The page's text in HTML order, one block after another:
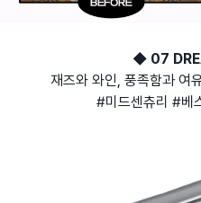
◆ 07
재즈와 와인, 풍족함과 여
#미드센츄리 #베